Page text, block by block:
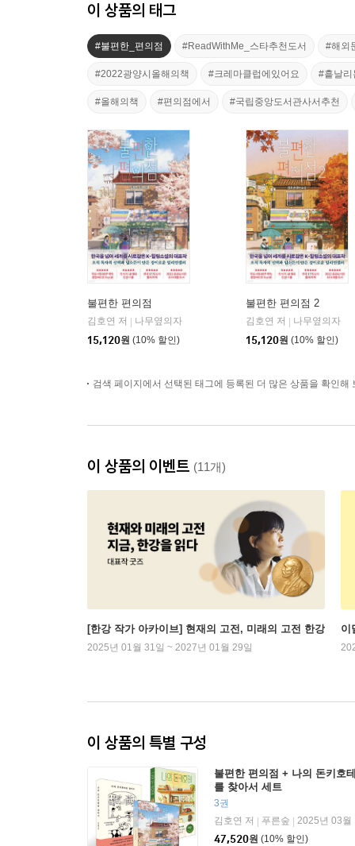
이 상품의 태그
#불편한_편의점 #ReadWithMe_스타추천도서 #해외
#2022광양시올해의책 #크레마클럽에있어요 #흩날리
#올해의책 #편의점에서 #국립중앙도서관사서추천
불편한 편의점
김호연 저
나무옆의자
15,120원 (10% 할인)
불편한 편의점 2
김호연 저
나무옆의자
15,120원 (10% 할인)
검색 페이지에서 선택된 태그에 등록된 더 많은 상품을 확인해
이 상품의 이벤트 (11개)
[한강 작가 아카이브] 현재의 고전, 미래의 고전 한강
2025년 01월 31일 ~ 2027년 01월 29일
이
이 상품의 특별 구성
불편한 편의점 + 나의 돈키호
를 찾아서 세트
3권
김호연 저
푸른숲
2025년 03월
47,520원 (10% 할인)